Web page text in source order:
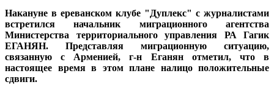
Накануне в ереванском клубе "Дуплекс" с журналистами
встретился начальник миграционного агентства
Министерства территориального управления РА Гагик
ЕГАНЯН. Представляя миграционную ситуацию,
связанную с Арменией, г-н Еганян отметил, что в
настоящее время в этом плане налицо положительные
сдвиги.